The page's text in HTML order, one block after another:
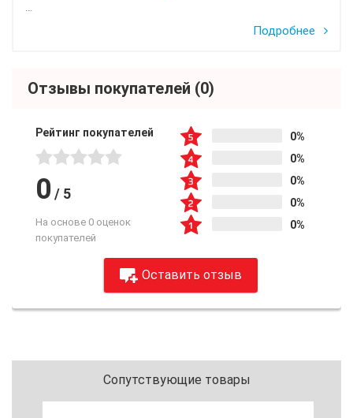
...
Подробнее
Отзывы покупателей (0)
Рейтинг покупателей
0 / 5
На основе 0 оценок
покупателей
0%
0%
0%
0%
0%
Оставить отзыв
Сопутствующие товары